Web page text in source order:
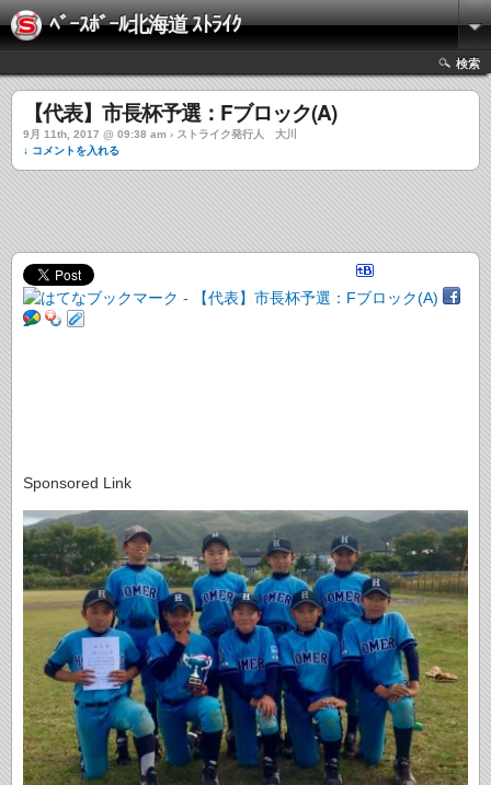
ﾍﾞｰｽﾎﾞｰﾙ北海道 ｽﾄﾗｲｸ
検索
【代表】市長杯予選：Fブロック(A)
9月 11th, 2017 @ 09:38 am › ストライク発行人 大川
↓ コメントを入れる
Sponsored Link